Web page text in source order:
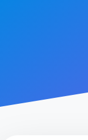
Politikası